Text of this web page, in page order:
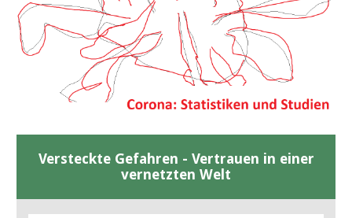
Versteckte Gefahren - Vertrauen in einer
vernetzten Welt